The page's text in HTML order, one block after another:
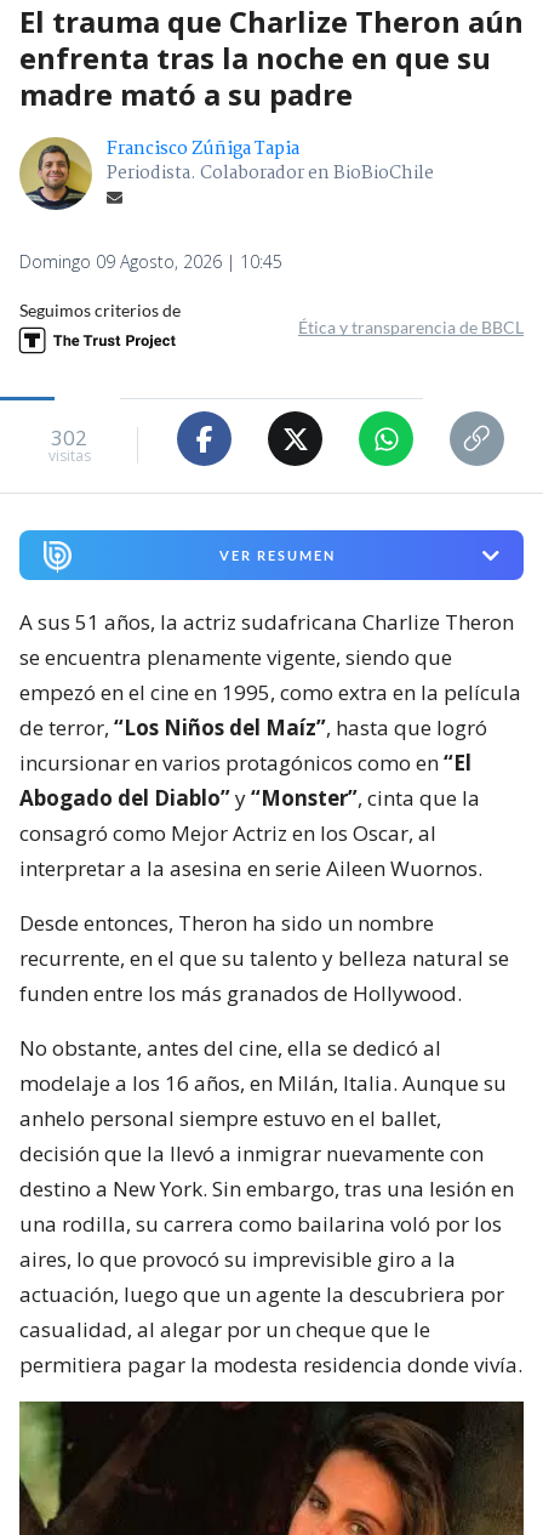
El trauma que Charlize Theron aún
enfrenta tras la noche en que su
madre mató a su padre
Francisco Zúñiga Tapia
Periodista. Colaborador en BioBioChile
Domingo 09 Agosto, 2026 | 10:45
Seguimos criterios de
Ética y transparencia de BBCL
302
visitas
VER RESUMEN
A sus 51 años, la actriz sudafricana Charlize Theron
se encuentra plenamente vigente, siendo que
empezó en el cine en 1995, como extra en la película
de terror, “Los Niños del Maíz”, hasta que logró
incursionar en varios protagónicos como en“El
Abogado del Diablo”y“Monster”, cinta que la
consagró como Mejor Actriz en los Oscar, al
interpretar a la asesina en serie Aileen Wuornos.
Desde entonces, Theron ha sido un nombre
recurrente, en el que su talento y belleza natural se
funden entre los más granados de Hollywood.
No obstante, antes del cine, ella se dedicó al
modelaje a los 16 años, en Milán, Italia. Aunque su
anhelo personal siempre estuvo en el ballet,
decisión que la llevó a inmigrar nuevamente con
destino a New York. Sin embargo, tras una lesión en
una rodilla, su carrera como bailarina voló por los
aires, lo que provocó su imprevisible giro a la
actuación, luego que un agente la descubriera por
casualidad, al alegar por un cheque que le
permitiera pagar la modesta residencia donde vivía.